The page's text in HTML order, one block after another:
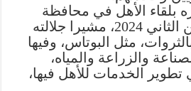
بلقاء الأهل في محافظة
الكرك في 28 تشرين الثاني 2024، مشيرا جلالته
مثل البوتاس، وفيها
والزراعة والمياه،
تطوير الخدمات للأهل فيها،